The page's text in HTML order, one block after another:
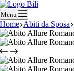
Menu
Home Abiti da Sposa